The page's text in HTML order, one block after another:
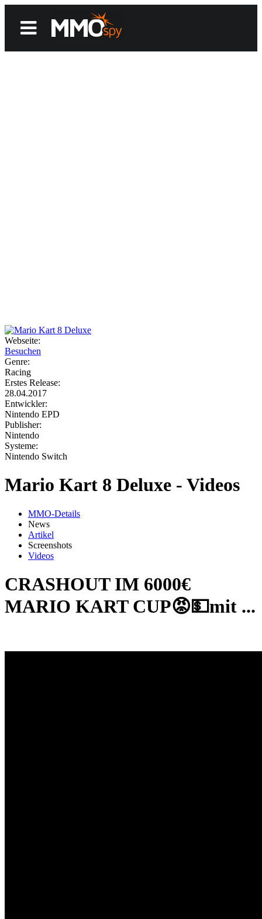
Webseite:
Besuchen
Genre:
Racing
Erstes Release:
28.04.2017
Entwickler:
Nintendo EPD
Publisher:
Nintendo
Systeme:
Nintendo Switch
Mario Kart 8 Deluxe - Videos
MMO-Details
News
Artikel
Screenshots
Videos
CRASHOUT IM 6000€
MARIO KART CUP😡💵mit ...